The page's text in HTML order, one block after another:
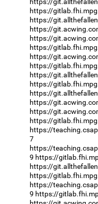
https://
https://
https://
https://
https://
https://
https://
https://
https://
https://
https://
https://
https://
https://
7
https://
9 https://
https://
https://
https://
9 https://